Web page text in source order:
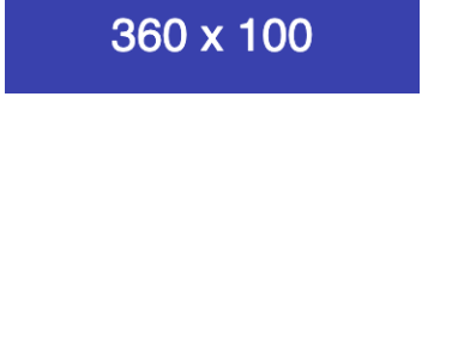
ইরানের সর্বোচ্চ ধর্মীয় নেতা
খামেনি নিহত